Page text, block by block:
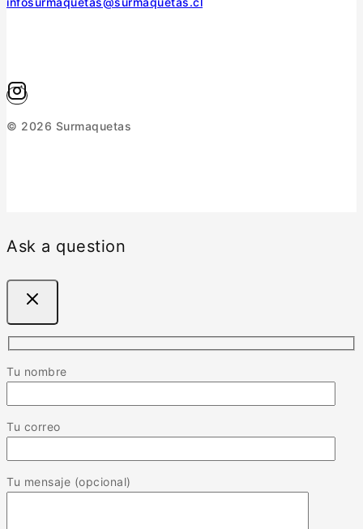
© 2026 Surmaquetas
Ask a question
Tu nombre
Tu correo
Tu mensaje (opcional)